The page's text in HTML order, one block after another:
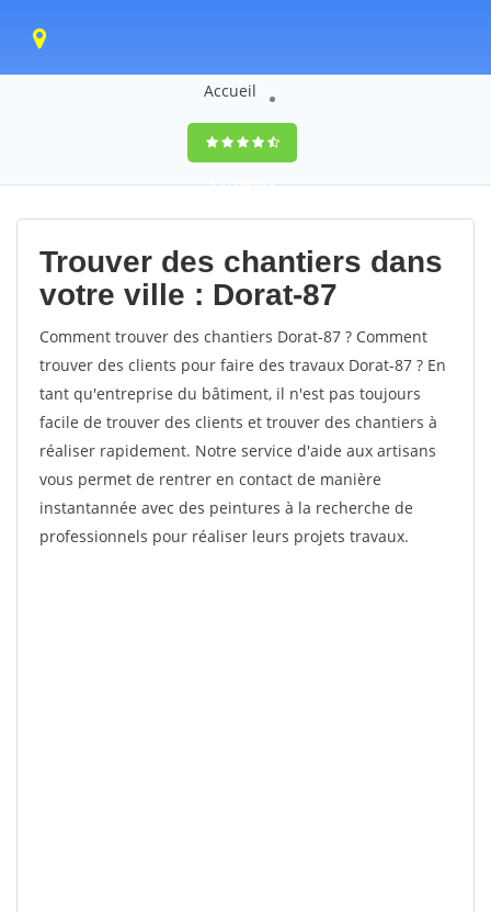
Accueil
9,5(100%)0
votes
Trouver des chantiers dans
votre ville : Dorat-87
Comment trouver des chantiers Dorat-87 ? Comment
trouver des clients pour faire des travaux Dorat-87 ? En
tant qu'entreprise du bâtiment, il n'est pas toujours
facile de trouver des clients et trouver des chantiers à
réaliser rapidement. Notre service d'aide aux artisans
vous permet de rentrer en contact de manière
instantannée avec des peintures à la recherche de
professionnels pour réaliser leurs projets travaux.